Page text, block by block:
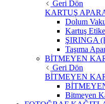
Geri Dön
KARTUŞ
Dolum
Kartuş
ŞIRINGA
Taşıma
BİTMEYEN
Geri Dön
BİTMEYEN
Bitmeyen